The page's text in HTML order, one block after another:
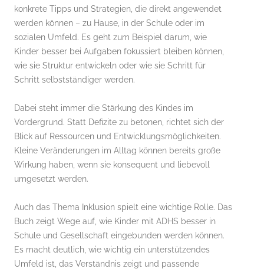
konkrete Tipps und Strategien, die direkt angewendet
werden können – zu Hause, in der Schule oder im
sozialen Umfeld. Es geht zum Beispiel darum, wie
Kinder besser bei Aufgaben fokussiert bleiben können,
wie sie Struktur entwickeln oder wie sie Schritt für
Schritt selbstständiger werden.
Dabei steht immer die Stärkung des Kindes im
Vordergrund. Statt Defizite zu betonen, richtet sich der
Blick auf Ressourcen und Entwicklungsmöglichkeiten.
Kleine Veränderungen im Alltag können bereits große
Wirkung haben, wenn sie konsequent und liebevoll
umgesetzt werden.
Auch das Thema Inklusion spielt eine wichtige Rolle. Das
Buch zeigt Wege auf, wie Kinder mit ADHS besser in
Schule und Gesellschaft eingebunden werden können.
Es macht deutlich, wie wichtig ein unterstützendes
Umfeld ist, das Verständnis zeigt und passende